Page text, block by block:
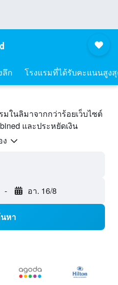
ลึก โรงแรมที่ได้รับคะแนนสูง
มในลิมาจากกว่าร้อยเว็บไซต์
และประหยัดเงิน
ง
- อา. 16/8
หา